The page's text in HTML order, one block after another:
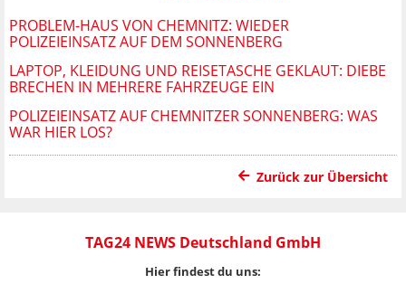
PROBLEM-HAUS VON CHEMNITZ: WIEDER
POLIZEIEINSATZ AUF DEM SONNENBERG
LAPTOP, KLEIDUNG UND REISETASCHE GEKLAUT: DIEBE
BRECHEN IN MEHRERE FAHRZEUGE EIN
POLIZEIEINSATZ AUF CHEMNITZER SONNENBERG: WAS
WAR HIER LOS?
Zurück zur Übersicht
TAG24 NEWS Deutschland GmbH
Hier findest du uns: